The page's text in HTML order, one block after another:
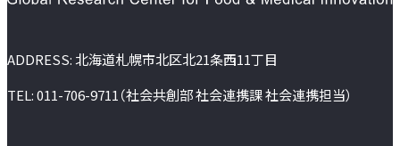
ADDRESS: 北海道札幌市北区北21条西11丁目
TEL: 011-706-9711 （社会共創部 社会連携課 社会連携担当）